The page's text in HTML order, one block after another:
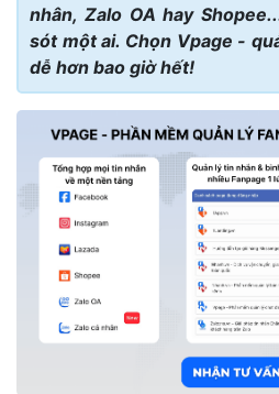
nhân, Zalo OA hay
sót một ai. Chọn Vpage -
dễ hơn bao giờ hết!